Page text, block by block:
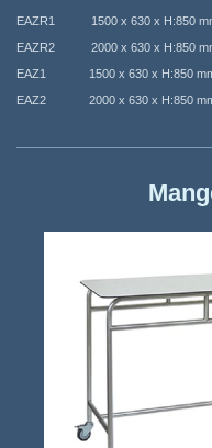
EAZR1 1500 x 630 x H:850
EAZR2 2000 x 630 x H:850
EAZ1 1500 x 630 x H:850
EAZ2 2000 x 630 x H:850